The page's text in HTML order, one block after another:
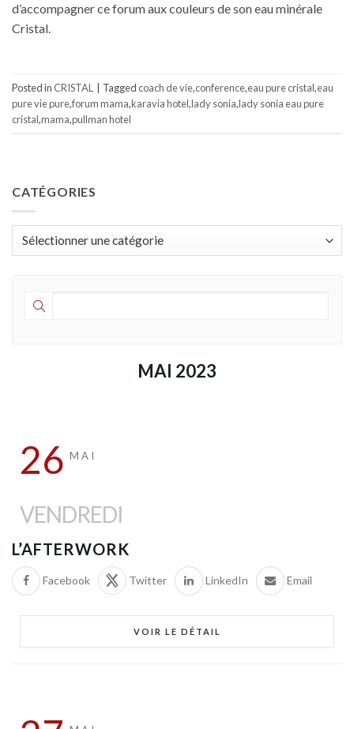
d’accompagner ce forum aux couleurs de son eau minérale
Cristal.
Posted in CRISTAL | Tagged coach de vie,conference,eau pure cristal,eau
pure vie pure,forum mama,karavia hotel,lady sonia,lady sonia eau pure
cristal,mama,pullman hotel
CATÉGORIES
Catégories
MAI 2023
26 MAI
VENDREDI
L’AFTERWORK
Facebook Twitter LinkedIn Email
VOIR LE DÉTAIL